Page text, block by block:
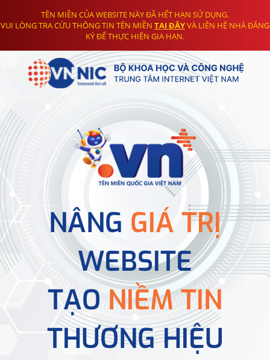
TÊN MIỀN CỦA WEBSITE NÀY ĐÃ HẾT HẠN SỬ DỤNG.
VUI LÒNG TRA CỨU THÔNG TIN TÊN MIỀN TẠI ĐÂYVÀ LIÊN HỆ NHÀ ĐĂNG
KÝ ĐỂ THỰC HIỆN GIA HẠN.
NÂNG GIÁ TRỊ
WEBSITE
TẠONIỀM TIN
THƯƠNG HIỆU